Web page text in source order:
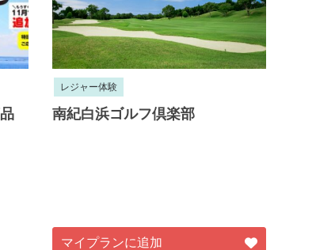
レジャー体験
南紀白浜ゴルフ倶楽部
マイプランに追加